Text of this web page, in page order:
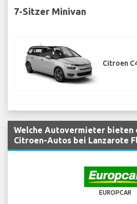
7-Sitzer Minivan
Citroen
Welche Autovermieter bieten
Citroen-Autos bei Lanzarote
EUROPCAR